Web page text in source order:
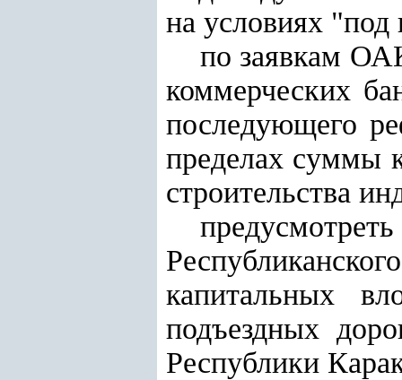
на условиях
по заявкам
коммерческих
последующего
пределах суммы
строительства
капитальных
подъездных
Республики